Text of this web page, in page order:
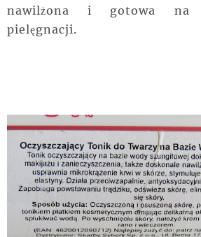
nawilżona i gotowa na
pielęgnacji.